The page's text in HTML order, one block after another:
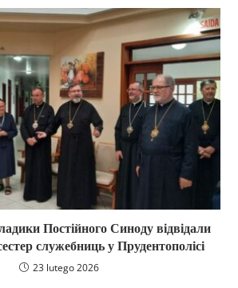
Постійного Синоду відвідали
служебниць у Прудентополісі
23 lutego 2026